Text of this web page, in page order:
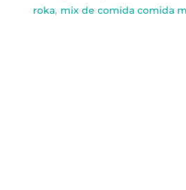
roka, mix de comida comida